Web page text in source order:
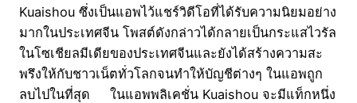
Kuaishou ซึ่งเป็นแอพไว้แชร์วิดีโอที่ได้รับความนิยมอย่าง
มากในประเทศจีน โพสต์ดังกล่าวได้กลายเป็นกระแสไวรัล
ในโซเชียลมีเดียของประเทศจีนและยังได้สร้างความสะ
พรึงให้กับชาวเน็ตทั่วโลกจนทำให้บัญชีต่างๆ ในแอพถูก
ลบไปในที่สุด ในแอพพลิเคชั่น Kuaishou จะมีแท็กหนึ่ง